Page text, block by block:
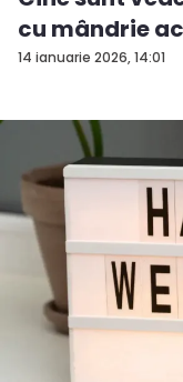
14 ianuarie 2026, 14:01
cu mândrie